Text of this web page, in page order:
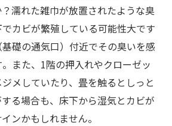
濡れた雑巾が放置されたような臭
カビが繁殖している可能性大です​
礎の通気口）付近でその臭いを感
また、1階の押入れやクローゼッ
メしていたり、畳を触るとしっと
る場合も、床下から湿気とカビが
ンかもしれません​。